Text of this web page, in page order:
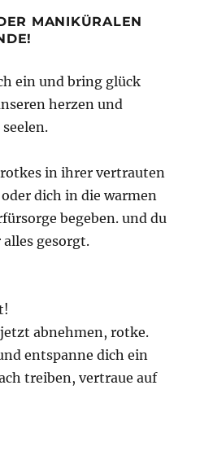
MANIKÜRALEN
ein und bring glück
herzen und
in ihrer vertrauten
dich in die warmen
begeben. und du
gesorgt.
abnehmen, rotke.
entspanne dich ein
treiben, vertraue auf